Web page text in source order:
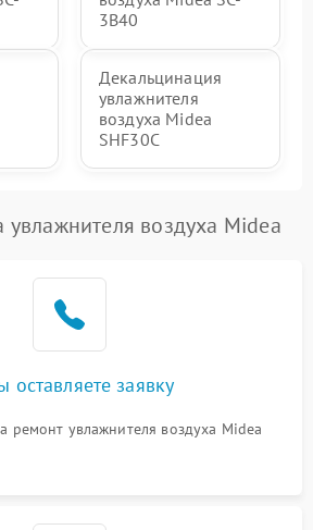
3B40
Декальцинация
увлажнителя
воздуха Midea
SHF30C
воздуха Midea
оставляете заявку
ремонт увлажнителя воздуха Midea